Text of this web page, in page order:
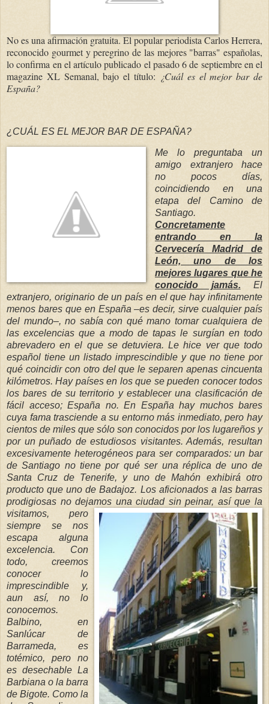
No es una afirmación gratuita. El popular periodista Carlos Herrera,
reconocido gourmet y peregrino de las mejores "barras" españolas,
lo confirma en el artículo publicado el pasado 6 de septiembre en el
magazine XL Semanal, bajo el título: ¿Cuál es el mejor bar de
España?
¿CUÁL ES EL MEJOR BAR DE ESPAÑA?
Me lo preguntaba un
amigo extranjero hace
no pocos días,
coincidiendo en una
etapa del Camino de
Santiago.
Concretamente
entrando en la
Cervecería Madrid de
León, uno de los
mejores lugares que he
conocido jamás. El
extranjero, originario de un país en el que hay infinitamente
menos bares que en España –es decir, sirve cualquier país
del mundo–, no sabía con qué mano tomar cualquiera de
las excelencias que a modo de tapas le surgían en todo
abrevadero en el que se detuviera. Le hice ver que todo
español tiene un listado imprescindible y que no tiene por
qué coincidir con otro del que le separen apenas cincuenta
kilómetros. Hay países en los que se pueden conocer todos
los bares de su territorio y establecer una clasificación de
fácil acceso; España no. En España hay muchos bares
cuya fama trasciende a su entorno más inmediato, pero hay
cientos de miles que sólo son conocidos por los lugareños y
por un puñado de estudiosos visitantes. Además, resultan
excesivamente heterogéneos para ser comparados: un bar
de Santiago no tiene por qué ser una réplica de uno de
Santa Cruz de Tenerife, y uno de Mahón exhibirá otro
producto que uno de Badajoz. Los aficionados a las barras
prodigiosas no dejamos una ciudad sin peinar, así que la
visitamos, pero
siempre se nos
escapa alguna
excelencia. Con
todo, creemos
conocer lo
imprescindible y,
aun así, no lo
conocemos.
Balbino, en
Sanlúcar de
Barrameda, es
totémico, pero no
es desechable La
Barbiana o la barra
de Bigote. Como la